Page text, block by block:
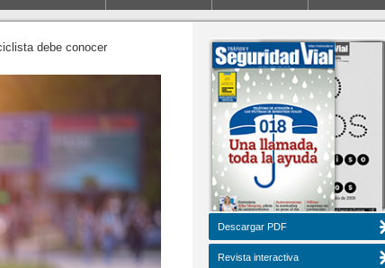
debe conocer
Descargar PDF
Revista interactiva